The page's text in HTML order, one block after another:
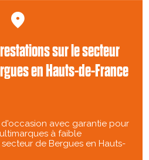
sur le secteur
en Hauts-de-France
avec garantie pour
à faible
de Bergues en Hauts-